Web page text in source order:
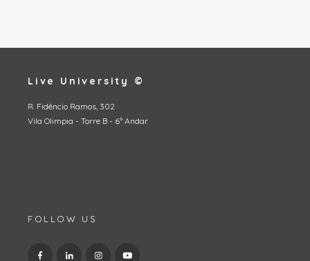
Live University ©
R. Fidêncio Ramos, 302
Vila Olimpia - Torre B - 6º Andar
FOLLOW US